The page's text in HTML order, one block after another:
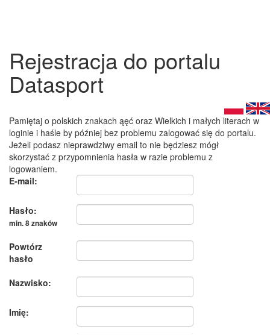
Rejestracja do portalu
Datasport
Pamiętaj o polskich znakach ąęć oraz Wielkich i małych literach w
loginie i haśle by później bez problemu zalogować się do portalu.
Jeżeli podasz nieprawdziwy email to nie będziesz mógł
skorzystać z przypomnienia hasła w razie problemu z
logowaniem.
E-mail:
Hasło:
min. 8 znaków
Powtórz
hasło
Nazwisko:
Imię: